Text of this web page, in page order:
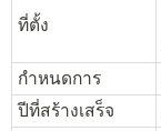
ที่ตั้ง
กำหนดการ
ปีที่สร้างเสร็จ